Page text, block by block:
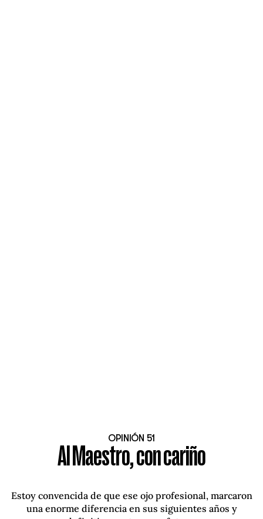
OPINIÓN 51
Al Maestro, con cariño
Estoy convencida de que ese ojo profesional, marcaron
una enorme diferencia en sus siguientes años y